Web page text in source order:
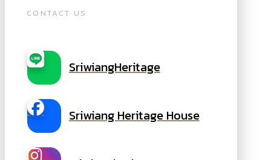
CONTACT US
SriwiangHeritage
Sriwiang Heritage House